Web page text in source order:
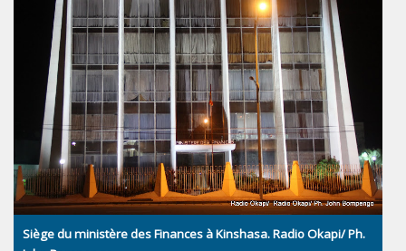
Siège du ministère des Finances à Kinshasa. Radio Okapi/ Ph.